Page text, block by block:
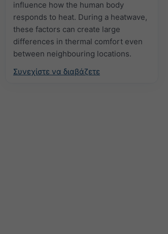
influence how the human body
responds to heat. During a heatwave,
these factors can create large
differences in thermal comfort even
between neighbouring locations.
Συνεχίστε να διαβάζετε